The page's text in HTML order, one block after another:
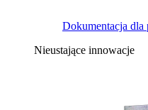
Dokumentacja
Nieustające innowacje